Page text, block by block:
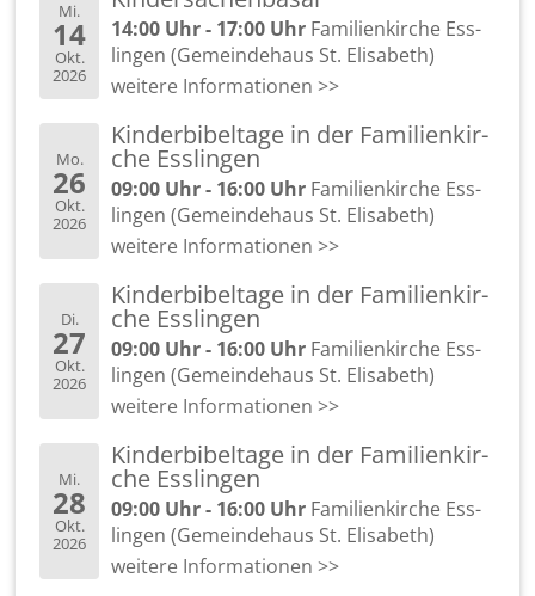
Mi.
14
Okt.
2026
14:00 Uhr - 17:00 Uhr Fa­mi­li­en­kir­che Ess­
lin­gen (Ge­mein­de­haus St. Eli­sa­beth)
wei­te­re In­for­ma­tio­nen >>
Mo.
26
Okt.
2026
Kin­der­bi­bel­ta­ge in der Fa­mi­li­en­kir­
che Ess­lin­gen
09:00 Uhr - 16:00 Uhr Fa­mi­li­en­kir­che Ess­
lin­gen (Ge­mein­de­haus St. Eli­sa­beth)
wei­te­re In­for­ma­tio­nen >>
Di.
27
Okt.
2026
Kin­der­bi­bel­ta­ge in der Fa­mi­li­en­kir­
che Ess­lin­gen
09:00 Uhr - 16:00 Uhr Fa­mi­li­en­kir­che Ess­
lin­gen (Ge­mein­de­haus St. Eli­sa­beth)
wei­te­re In­for­ma­tio­nen >>
Mi.
28
Okt.
2026
Kin­der­bi­bel­ta­ge in der Fa­mi­li­en­kir­
che Ess­lin­gen
09:00 Uhr - 16:00 Uhr Fa­mi­li­en­kir­che Ess­
lin­gen (Ge­mein­de­haus St. Eli­sa­beth)
wei­te­re In­for­ma­tio­nen >>